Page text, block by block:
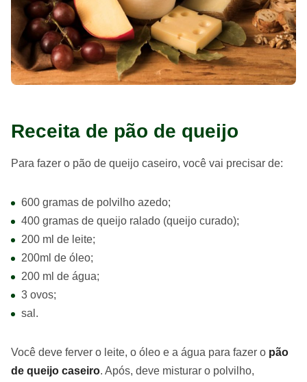
Receita de pão de queijo
Para fazer o pão de queijo caseiro, você vai precisar de:
600 gramas de polvilho azedo;
400 gramas de queijo ralado (queijo curado);
200 ml de leite;
200ml de óleo;
200 ml de água;
3 ovos;
sal.
Você deve ferver o leite, o óleo e a água para fazer o pão
de queijo caseiro. Após, deve misturar o polvilho,